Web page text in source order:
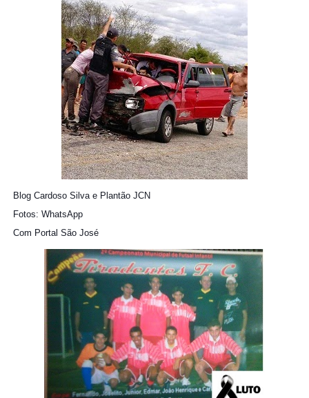
Blog Cardoso Silva e Plantão JCN
Fotos: WhatsApp
Com Portal São José